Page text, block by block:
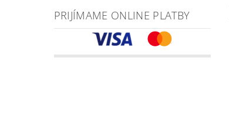
PRIJÍMAME ONLINE PLATBY